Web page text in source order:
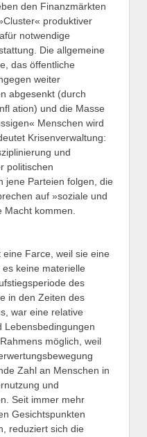
den Finanzmärkten
produktiver
notwendige
Die allgemeine
das öffentliche
weiter
abgesenkt (durch
ation) und die Masse
Menschen wird
Krisenverwaltung:
und
politischen
jene Parteien folgen, die
auf »soziale und
Macht kommen.
Farce, weil sie eine
keine materielle
des
in den Zeiten des
war eine relative
Lebensbedingungen
möglich, weil
Zahl an Menschen in
und
Seit immer mehr
Gesichtspunkten
reduziert sich die